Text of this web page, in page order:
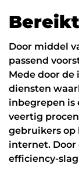
Bereikt
Door middel
passend
Mede door
diensten
inbegrepen is
veertig
gebruikers op
internet. Door
efficiency-